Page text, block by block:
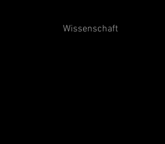
Wissenschaft